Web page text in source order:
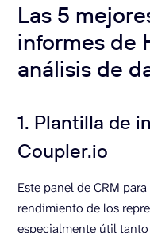
Las 5
informes de
análisis de
1. Plantilla de
Coupler.io
Este panel de CRM
rendimiento de los
especialmente útil